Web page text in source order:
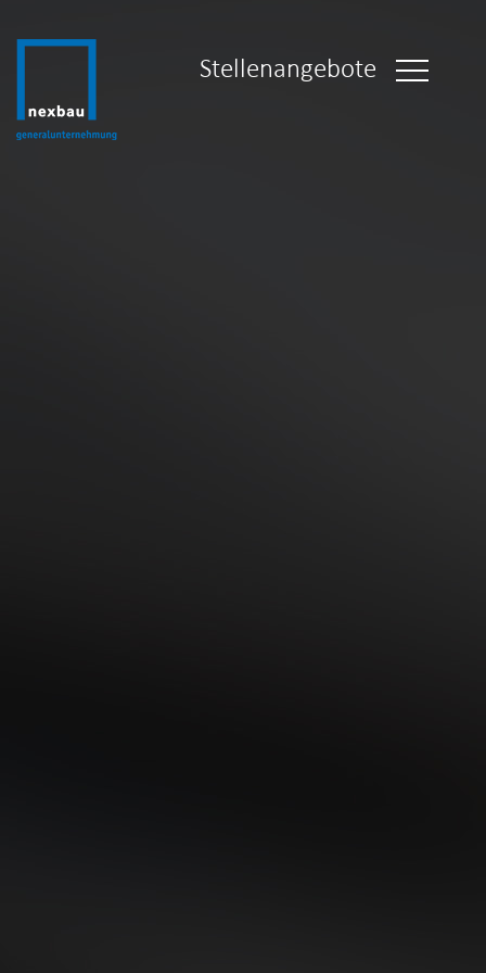
Stellenangebote